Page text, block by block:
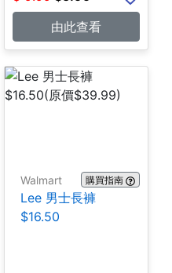
由此查看
Walmart 購買指南
Lee 男士長褲
$16.50